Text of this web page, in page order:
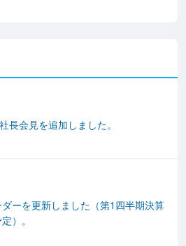
長会見を追加しました。
ーを更新しました（第1四半期決算
）。